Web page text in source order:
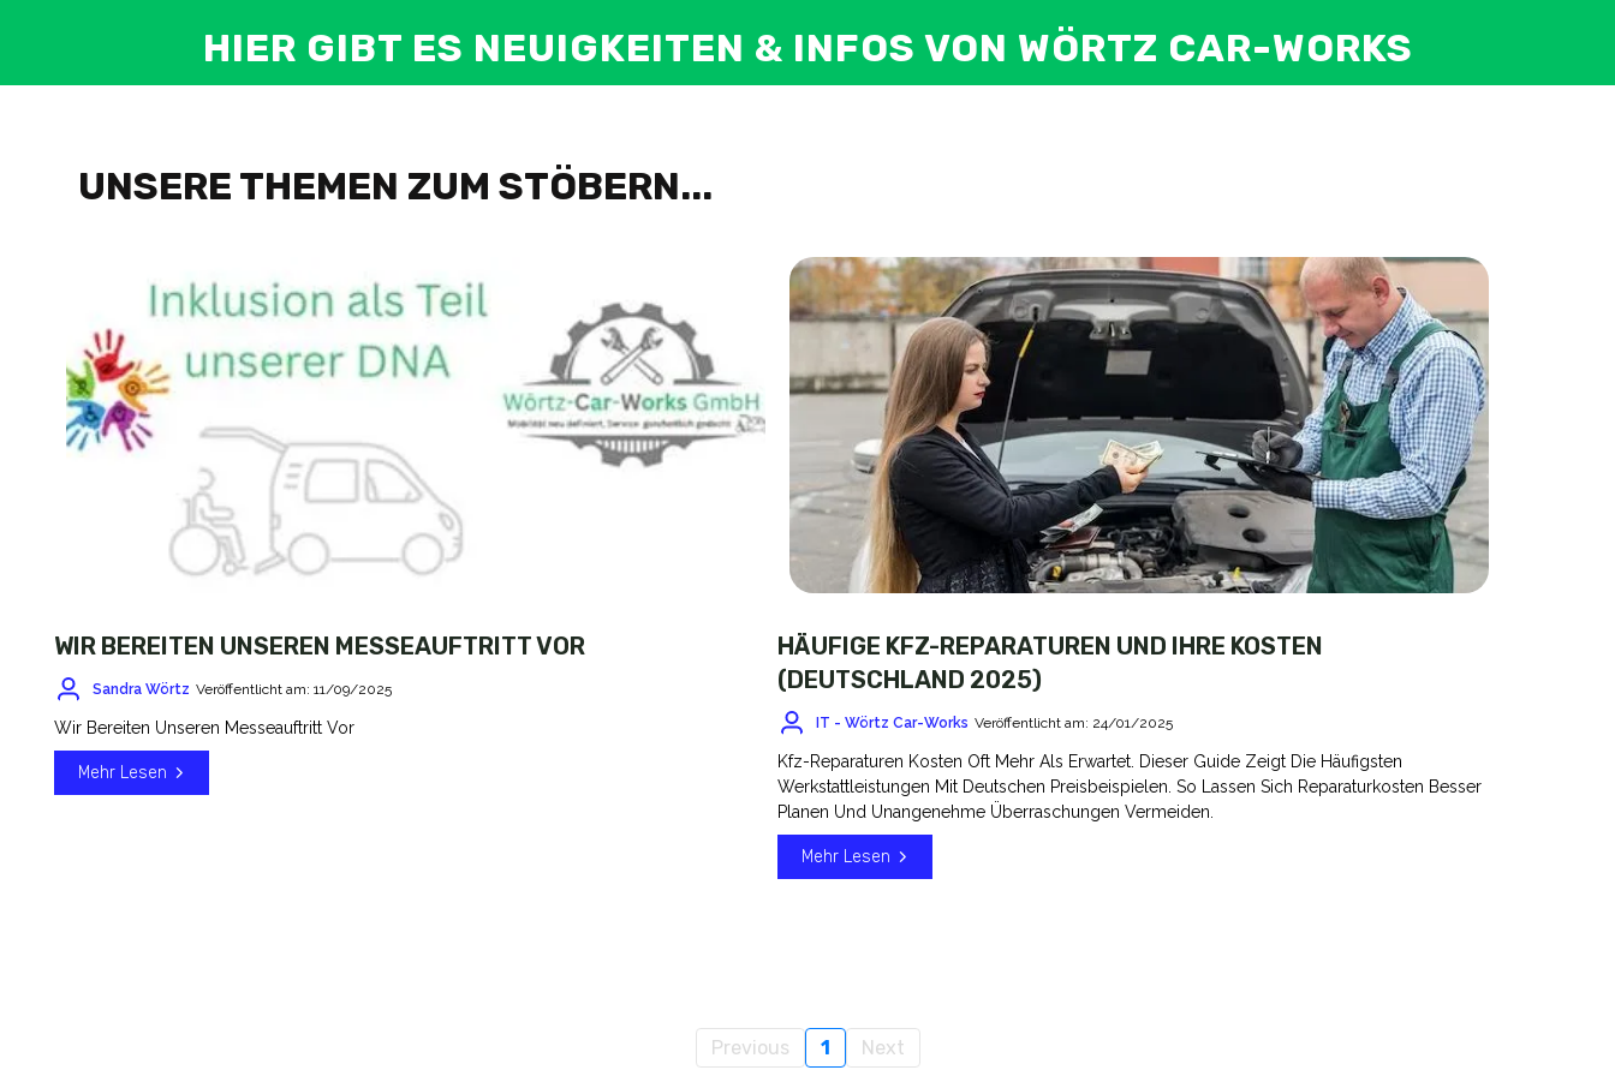
HIER GIBT ES NEUIGKEITEN & INFOS VON WÖRTZ CAR-WORKS
UNSERE THEMEN ZUM STÖBERN...
WIR BEREITEN UNSEREN MESSEAUFTRITT VOR
Sandra Wörtz Veröffentlicht am: 11/09/2025
Wir Bereiten Unseren Messeauftritt Vor
Mehr Lesen
HÄUFIGE KFZ-REPARATUREN UND IHRE KOSTEN
(DEUTSCHLAND 2025)
IT - Wörtz Car-Works Veröffentlicht am: 24/01/2025
Kfz-Reparaturen Kosten Oft Mehr Als Erwartet. Dieser Guide Zeigt Die Häufigsten
Werkstattleistungen Mit Deutschen Preisbeispielen. So Lassen Sich Reparaturkosten Besser
Planen Und Unangenehme Überraschungen Vermeiden.
Mehr Lesen
Previous 1 Next